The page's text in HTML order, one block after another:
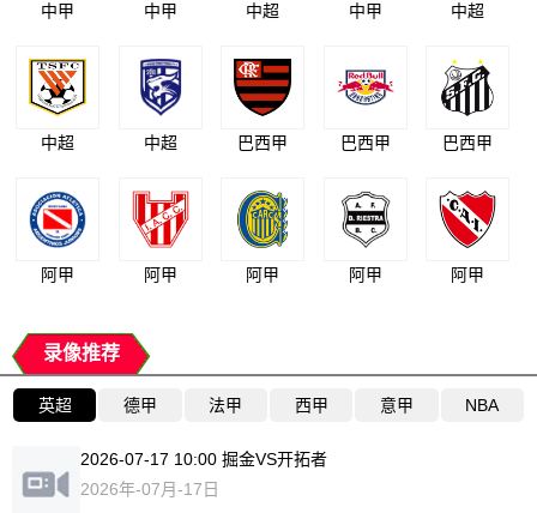
中甲 中甲 中超 中甲 中超
中超 中超 巴西甲 巴西甲 巴西甲
阿甲 阿甲 阿甲 阿甲 阿甲
录像推荐
英超 德甲 法甲 西甲 意甲 NBA
2026-07-17 10:00 掘金VS开拓者
2026年-07月-17日